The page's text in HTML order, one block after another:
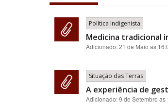
Política Indigenista
Medicina tradicional
Adicionado:21 de Maio as
Situação das Terras
A experiência de
Adicionado:9 de Setembro as